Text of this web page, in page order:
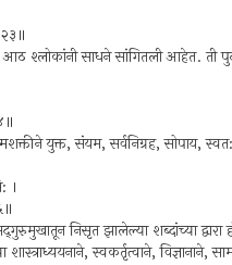
आठ श्लोकांनी साधने सांगितली आहेत. ती
युक्त, संयम, सर्वनिग्रह, सोपाय,
।
निसृत झालेल्या शब्दांच्या द्वारा
स्वकर्तृत्वाने, विज्ञानाने,